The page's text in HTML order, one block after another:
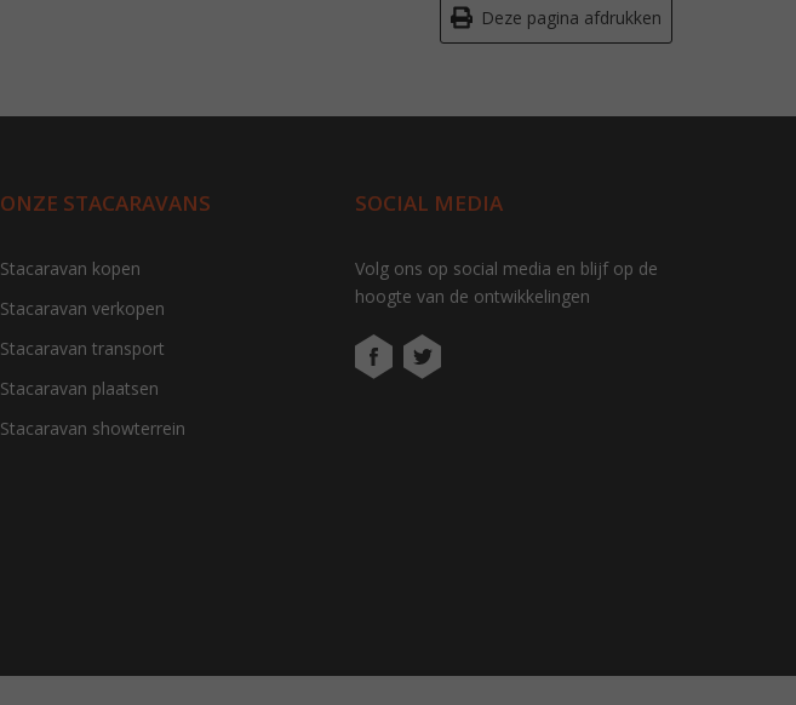
Deze pagina afdrukken
ONZE STACARAVANS
Stacaravan kopen
Stacaravan verkopen
Stacaravan transport
Stacaravan plaatsen
Stacaravan showterrein
SOCIAL MEDIA
Volg ons op social media en blijf op de
hoogte van de ontwikkelingen